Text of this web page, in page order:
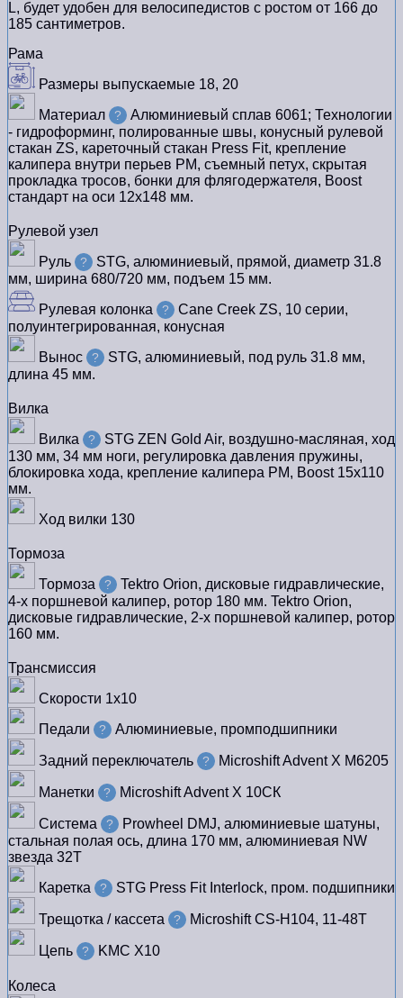
L, будет удобен для велосипедистов с ростом от 166 до
185 сантиметров.
Рама
Размеры выпускаемые 18, 20
Материал
?
Алюминиевый сплав 6061; Технологии
- гидроформинг, полированные швы, конусный рулевой
стакан ZS, кареточный стакан Press Fit, крепление
калипера внутри перьев PM, съемный петух, скрытая
прокладка тросов, бонки для флягодержателя, Boost
стандарт на оси 12х148 мм.
Рулевой узел
Руль
?
STG, алюминиевый, прямой, диаметр 31.8
мм, ширина 680/720 мм, подъем 15 мм.
Рулевая колонка
?
Cane Creek ZS, 10 серии,
полуинтегрированная, конусная
Вынос
?
STG, алюминиевый, под руль 31.8 мм,
длина 45 мм.
Вилка
Вилка
?
STG ZEN Gold Air, воздушно-масляная, ход
130 мм, 34 мм ноги, регулировка давления пружины,
блокировка хода, крепление калипера PM, Boost 15х110
мм.
Ход вилки 130
Тормоза
Тормоза
?
Tektro Orion, дисковые гидравлические,
4-х поршневой калипер, ротор 180 мм. Tektro Orion,
дисковые гидравлические, 2-х поршневой калипер, ротор
160 мм.
Трансмиссия
Скорости 1х10
Педали
? Алюминиевые, промподшипники
Задний переключатель ? Microshift Advent X M6205
Манетки ? Microshift Advent X 10СК
Система ?
Prowheel DMJ, алюминиевые шатуны,
стальная полая ось, длина 170 мм, алюминиевая NW
звезда 32Т
Каретка
? STG Press Fit Interlock, пром. подшипники
Трещотка / кассета ? Microshift CS-H104, 11-48T
Цепь ? KMC X10
Колеса